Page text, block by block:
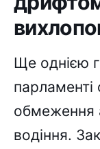
Ще однією
парламенті
обмеження
водіння.